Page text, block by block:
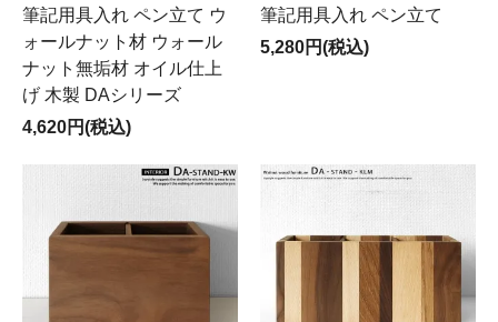
筆記用具入れ ペン立て ウ
ォールナット材 ウォール
ナット無垢材 オイル仕上
げ 木製 DAシリーズ
4,620円(税込)
筆記用具入れ ペン立て
5,280円(税込)